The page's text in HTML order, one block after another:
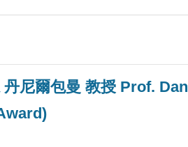
丹尼爾包曼 教授 Prof.